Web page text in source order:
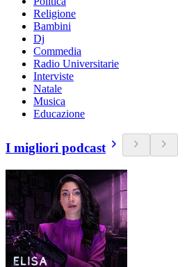
Religione
Bambini
Dj
Commedia
Radio Universitarie
Interviste
Natale
Musica
Educazione
I migliori podcast